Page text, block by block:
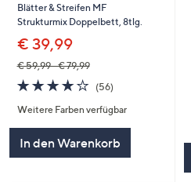
Blätter & Streifen MF
Strukturmix Doppelbett, 8tlg.
€ 39,99
€ 59,99 - € 79,99
4.1
von
5
(56)56
Weitere Farben verfügbar
In den Warenkorb